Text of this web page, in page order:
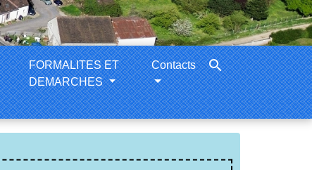
FORMALITES ET
DEMARCHES
Contacts search